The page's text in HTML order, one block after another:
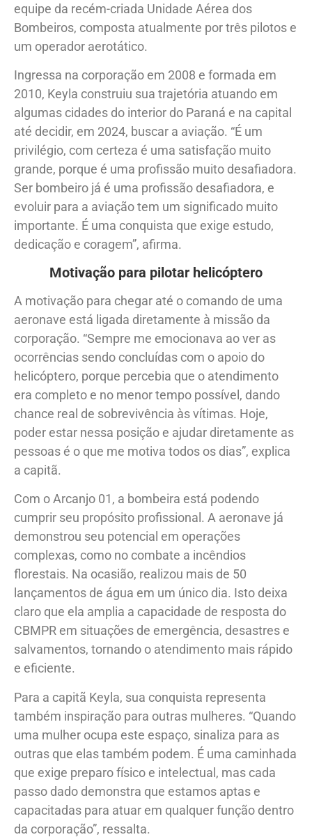
equipe da recém-criada Unidade Aérea dos
Bombeiros, composta atualmente por três pilotos e
um operador aerotático.
Ingressa na corporação em 2008 e formada em
2010, Keyla construiu sua trajetória atuando em
algumas cidades do interior do Paraná e na capital
até decidir, em 2024, buscar a aviação. “É um
privilégio, com certeza é uma satisfação muito
grande, porque é uma profissão muito desafiadora.
Ser bombeiro já é uma profissão desafiadora, e
evoluir para a aviação tem um significado muito
importante. É uma conquista que exige estudo,
dedicação e coragem”, afirma.
Motivação para pilotar helicóptero
A motivação para chegar até o comando de uma
aeronave está ligada diretamente à missão da
corporação. “Sempre me emocionava ao ver as
ocorrências sendo concluídas com o apoio do
helicóptero, porque percebia que o atendimento
era completo e no menor tempo possível, dando
chance real de sobrevivência às vítimas. Hoje,
poder estar nessa posição e ajudar diretamente as
pessoas é o que me motiva todos os dias”, explica
a capitã.
Com o Arcanjo 01, a bombeira está podendo
cumprir seu propósito profissional. A aeronave já
demonstrou seu potencial em operações
complexas, como no combate a incêndios
florestais. Na ocasião, realizou mais de 50
lançamentos de água em um único dia. Isto deixa
claro que ela amplia a capacidade de resposta do
CBMPR em situações de emergência, desastres e
salvamentos, tornando o atendimento mais rápido
e eficiente.
Para a capitã Keyla, sua conquista representa
também inspiração para outras mulheres. “Quando
uma mulher ocupa este espaço, sinaliza para as
outras que elas também podem. É uma caminhada
que exige preparo físico e intelectual, mas cada
passo dado demonstra que estamos aptas e
capacitadas para atuar em qualquer função dentro
da corporação”, ressalta.